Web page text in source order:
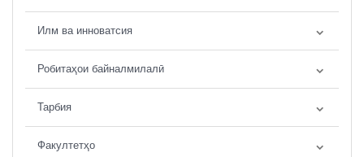
Илм ва инноватсия
Робитаҳои байналмилалӣ
Тарбия
Факултетҳо